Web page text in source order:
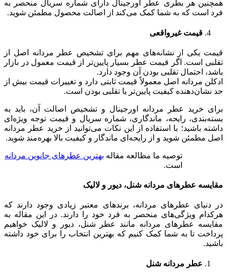
همچنین هر بطری عطر اورجینال دارای شماره سریال منحصر به
فرد است که به شما کمک می‌کند از اصالت محصول مطمئن شوید.
قیمت غیرواقعی
قیمت یکی از نشانه‌های مهم برای تشخیص عطر مردانه اصل از
تقلبی است. اگر قیمت عطر بسیار پایین‌تر از قیمت معمول در بازار
باشد، احتمال تقلبی بودن آن وجود دارد.
ادکلن مردانه اصل معمولاً قیمت ثابتی دارد و تغییرات قیمت بیش از
حد نشان‌دهنده کیفیت پایین‌تر یا تقلبی بودن است.
برای خرید عطر مردانه اورجینال و تشخیص اصالت آن، باید به
بسته‌بندی، رایحه، ماندگاری، شماره سریال و قیمت توجه ویژه‌ای
داشته باشید؛ با استفاده از این نکات می‌توانید از خرید عطر مردانه
اصل مطمئن شوید و از رایحه‌ای ماندگار و کیفیت بالا بهره‌مند شوید.
توصیه ما مطالعه مقاله بهترین عطرهای جانوین مردانه
است.
مقایسه عطرهای مردانه شنل، دیور و لالیک
در دنیای عطرهای مردانه، برندهای معتبر زیادی وجود دارند که
هرکدام ویژگی‌های منحصر به فرد خود را دارند. در این مقاله به
مقایسه عطرهای مردانه مانند عطر شنل، دیور و لالیک خواهیم
پرداخت تا به شما کمک کنیم که بهترین انتخاب را برای خود داشته
باشید.
عطر مردانه شنل